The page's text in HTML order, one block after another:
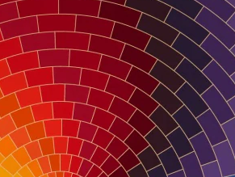
क्रिएटिव प्लेटफॉर्म।
और स्टूडियो में 1
प्रोडक्ट्स
Spaces
AI सहायक
एआई इमेज जेनरेटर
AI वीडियो जनरेटर
एआई वॉयस जनरेटर
स्टॉक सामग्री